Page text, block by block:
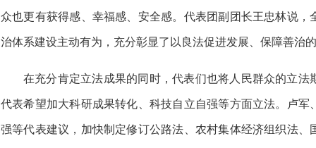
众也更有获得感、幸福感、安全感。代表团副团长王忠林说
治体系建设主动有为，充分彰显了以良法促进发展、保障善治
在充分肯定立法成果的同时，代表们也将人民群众的立
代表希望加大科研成果转化、科技自立自强等方面立法。卢
强等代表建议，加快制定修订公路法、农村集体经济组织法